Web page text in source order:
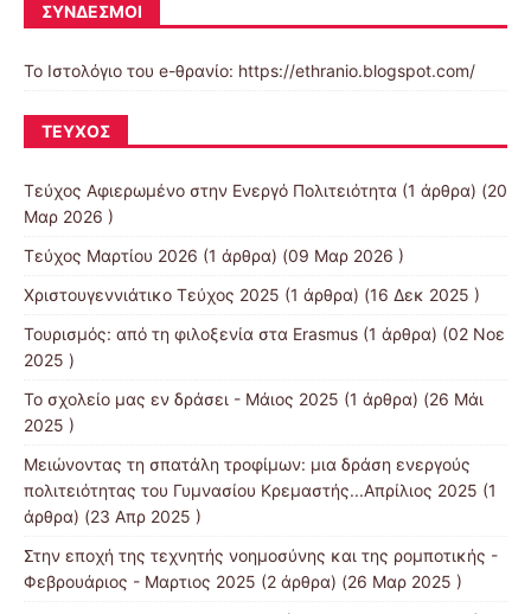
ΣΎΝΔΕΣΜΟΙ
Το Ιστολόγιο του e-θρανίο: https://ethranio.blogspot.com/
ΤΕΎΧΟΣ
Τεύχος Αφιερωμένο στην Ενεργό Πολιτειότητα (1 άρθρα) (20
Μαρ 2026 )
Τεύχος Μαρτίου 2026 (1 άρθρα) (09 Μαρ 2026 )
Χριστουγεννιάτικο Τεύχος 2025 (1 άρθρα) (16 Δεκ 2025 )
Τουρισμός: από τη φιλοξενία στα Erasmus (1 άρθρα) (02 Νοε
2025 )
Το σχολείο μας εν δράσει - Μάιος 2025 (1 άρθρα) (26 Μάι
2025 )
Μειώνοντας τη σπατάλη τροφίμων: μια δράση ενεργούς
πολιτειότητας του Γυμνασίου Κρεμαστής...Απρίλιος 2025 (1
άρθρα) (23 Απρ 2025 )
Στην εποχή της τεχνητής νοημοσύνης και της ρομποτικής -
Φεβρουάριος - Μαρτιος 2025 (2 άρθρα) (26 Μαρ 2025 )